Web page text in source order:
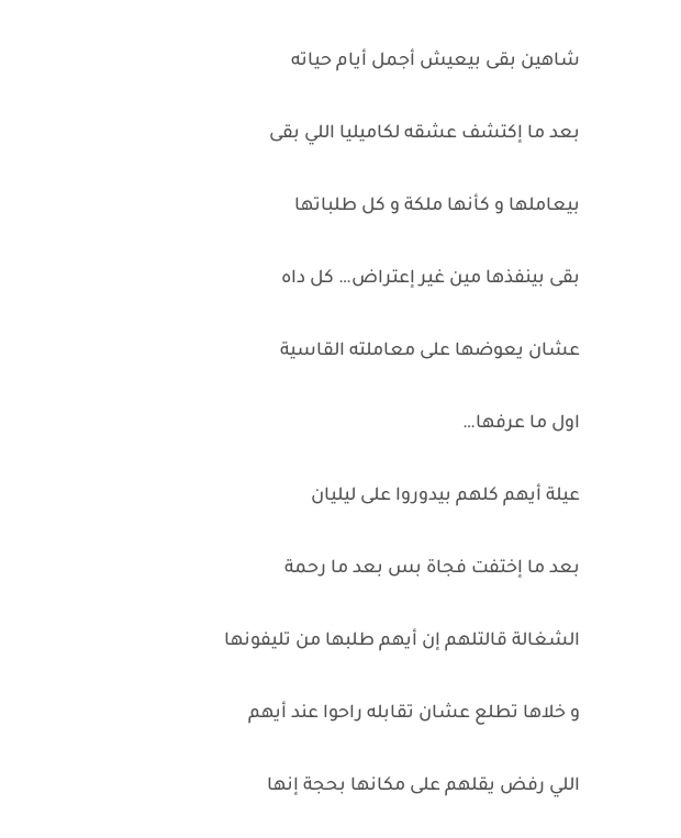
شاهين بقى بيعيش أجمل أيام حياته
بعد ما إكتشف عشقه لكاميليا اللي بقى
بيعاملها و كأنها ملكة و كل طلباتها
بقى بينفذها مين غير إعتراض… كل داه
عشان يعوضها على معاملته القاسية
اول ما عرفها…
عيلة أيهم كلهم بيدوروا على ليليان
بعد ما إختفت فجاة بس بعد ما رحمة
الشغالة قالتلهم إن أيهم طلبها من تليفونها
و خلاها تطلع عشان تقابله راحوا عند أيهم
اللي رفض يقلهم على مكانها بحجة إنها